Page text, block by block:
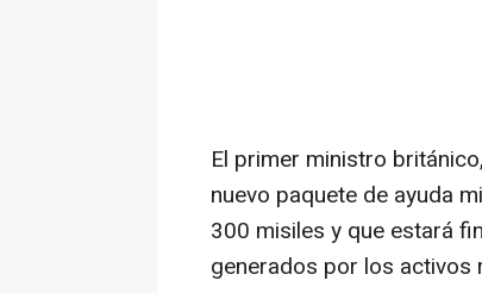
El primer ministro
nuevo paquete de ayuda
300 misiles y que estará
generados por los activos